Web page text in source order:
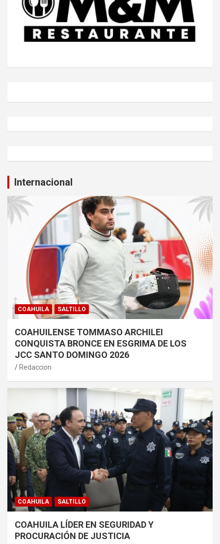
Internacional
COAHUILA SALTILLO
COAHUILENSE TOMMASO ARCHILEI
CONQUISTA BRONCE EN ESGRIMA DE LOS
JCC SANTO DOMINGO 2026
Redaccion
COAHUILA SALTILLO
COAHUILA LÍDER EN SEGURIDAD Y
PROCURACIÓN DE JUSTICIA